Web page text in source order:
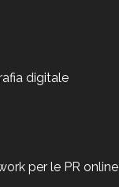
digitale
per le PR online